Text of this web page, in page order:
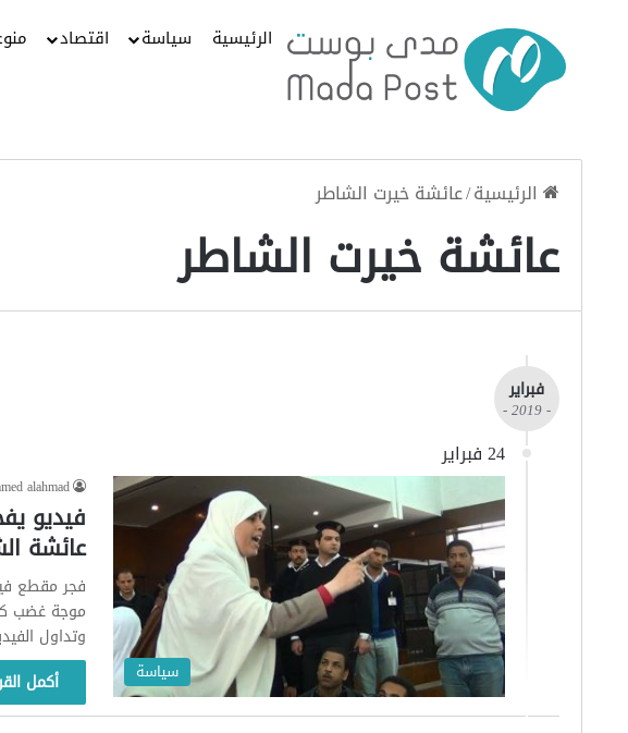
الرئيسية سياسة اقتصاد
الرئيسية/عائشة خيرت الشاطر
عائشة خيرت الشاطر
فبراير
- 2019 -
24 فبراير
سياسة
alahmad
فيديو
عائشة
فجر مقطع
موجة غضب
وتداول
أكمل